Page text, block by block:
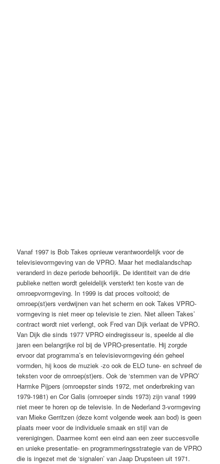
Vanaf 1997 is Bob Takes opnieuw verantwoordelijk voor de
televisievormgeving van de VPRO. Maar het medialandschap
veranderd in deze periode behoorlijk. De identiteit van de drie
publieke netten wordt geleidelijk versterkt ten koste van de
omroepvormgeving. In 1999 is dat proces voltooid; de
omroep(st)ers verdwijnen van het scherm en ook Takes VPRO-
vormgeving is niet meer op televisie te zien. Niet alleen Takes’
contract wordt niet verlengt, ook Fred van Dijk verlaat de VPRO.
Van Dijk die sinds 1977 VPRO eindregisseur is, speelde al die
jaren een belangrijke rol bij de VPRO-presentatie. Hij zorgde
ervoor dat programma’s en televisievormgeving één geheel
vormden, hij koos de muziek -zo ook de ELO tune- en schreef de
teksten voor de omroep(st)ers. Ook de ‘stemmen van de VPRO’
Harmke Pijpers (omroepster sinds 1972, met onderbreking van
1979-1981) en Cor Galis (omroeper sinds 1973) zijn vanaf 1999
niet meer te horen op de televisie. In de Nederland 3-vormgeving
van Mieke Gerritzen (deze komt volgende week aan bod) is geen
plaats meer voor de individuele smaak en stijl van de
verenigingen. Daarmee komt een eind aan een zeer succesvolle
en unieke presentatie- en programmeringsstrategie van de VPRO
die is ingezet met de ‘signalen’ van Jaap Drupsteen uit 1971.